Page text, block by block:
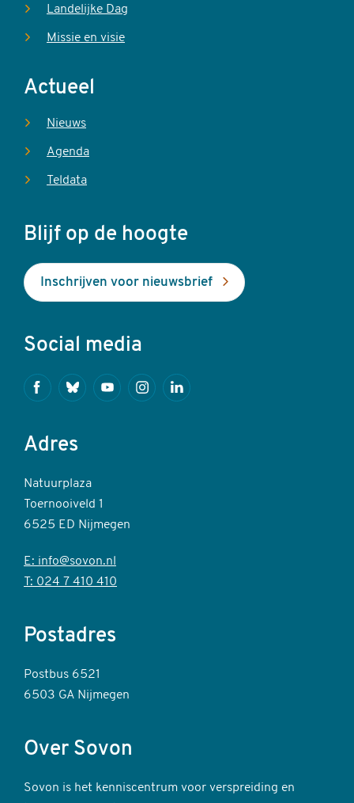
Landelijke Dag
Missie en visie
Actueel
Nieuws
Agenda
Teldata
Blijf op de hoogte
Inschrijven voor nieuwsbrief
Social media
FacebookBlueskyYoutubeInstagramLinkedin
Adres
Natuurplaza
Toernooiveld 1
6525 ED Nijmegen
E: info@sovon.nl
T: 024 7 410 410
Postadres
Postbus 6521
6503 GA Nijmegen
Over Sovon
Sovon is het kenniscentrum voor verspreiding en